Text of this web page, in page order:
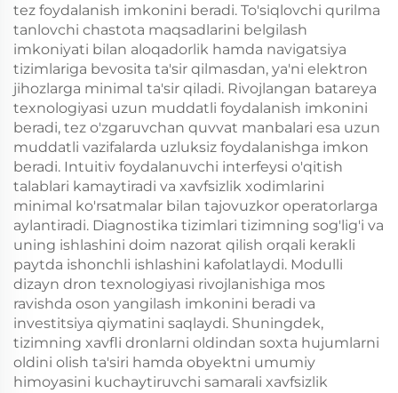
tez foydalanish imkonini beradi. To'siqlovchi qurilma
tanlovchi chastota maqsadlarini belgilash
imkoniyati bilan aloqadorlik hamda navigatsiya
tizimlariga bevosita ta'sir qilmasdan, ya'ni elektron
jihozlarga minimal ta'sir qiladi. Rivojlangan batareya
texnologiyasi uzun muddatli foydalanish imkonini
beradi, tez o'zgaruvchan quvvat manbalari esa uzun
muddatli vazifalarda uzluksiz foydalanishga imkon
beradi. Intuitiv foydalanuvchi interfeysi o'qitish
talablari kamaytiradi va xavfsizlik xodimlarini
minimal ko'rsatmalar bilan tajovuzkor operatorlarga
aylantiradi. Diagnostika tizimlari tizimning sog'lig'i va
uning ishlashini doim nazorat qilish orqali kerakli
paytda ishonchli ishlashini kafolatlaydi. Modulli
dizayn dron texnologiyasi rivojlanishiga mos
ravishda oson yangilash imkonini beradi va
investitsiya qiymatini saqlaydi. Shuningdek,
tizimning xavfli dronlarni oldindan soxta hujumlarni
oldini olish ta'siri hamda obyektni umumiy
himoyasini kuchaytiruvchi samarali xavfsizlik